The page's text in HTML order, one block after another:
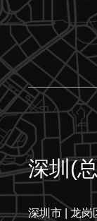
深圳(
深圳市 | 龙岗